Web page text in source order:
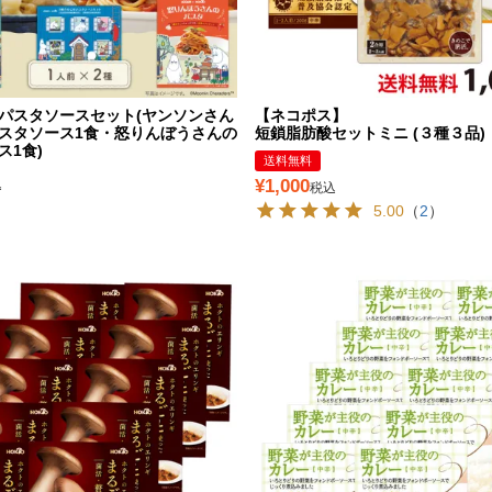
スタソースセット(ヤンソンさん
タソース1食・怒りんぼうさんの
1食)
【ネコポス】
短鎖脂肪酸セットミニ (３種３品)
送料無料
¥1,000税込
5.00 （2）